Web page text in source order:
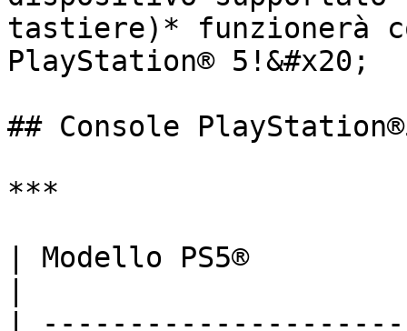
tastiere)* funzionerà
PlayStation® 5!&#x20;
## Console
***
| Modello PS5®
|